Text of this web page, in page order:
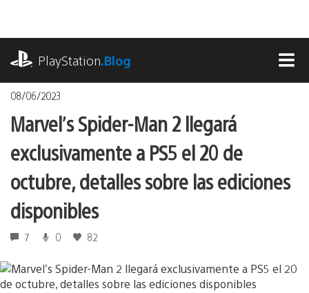
contenido
PlayStation.Blog
08/06/2023
Marvel’s Spider-Man 2 llegará
exclusivamente a PS5 el 20 de
octubre, detalles sobre las ediciones
disponibles
7 0 82